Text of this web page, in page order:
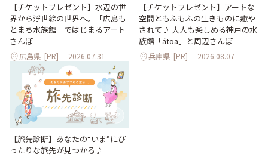
【チケットプレゼント】水辺の世
界から浮世絵の世界へ。「広島も
とまち水族館」ではじまるアート
さんぽ
広島県 [PR] 2026.07.31
【チケットプレゼント】アートな
空間ともふもふの生きものに癒や
されて♪ 大人も楽しめる神戸の水
族館「átoa」と周辺さんぽ
兵庫県 [PR] 2026.08.07
【旅先診断】あなたの“いま”にぴ
ったりな旅先が見つかる♪